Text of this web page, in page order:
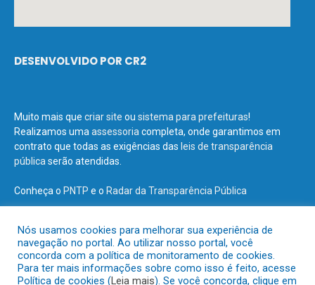
DESENVOLVIDO POR CR2
Muito mais que criar site ou sistema para prefeituras!
Realizamos uma assessoria completa, onde garantimos em
contrato que todas as exigências das leis de transparência
pública serão atendidas.
Conheça o PNTP e o Radar da Transparência Pública
Todos os direitos reservados a Prefeitura Municipal de Terra Santa.
Nós usamos cookies para melhorar sua experiência de
navegação no portal. Ao utilizar nosso portal, você
concorda com a política de monitoramento de cookies.
Para ter mais informações sobre como isso é feito, acesse
Política de cookies (Leia mais). Se você concorda, clique em